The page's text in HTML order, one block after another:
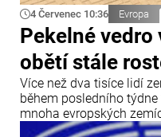
4 Červenec 10:36 Evropa
Pekelné vedro
obětí stále
Více než dva tisíce lidí
během posledního
mnoha evropských
hranicí 40 °C.